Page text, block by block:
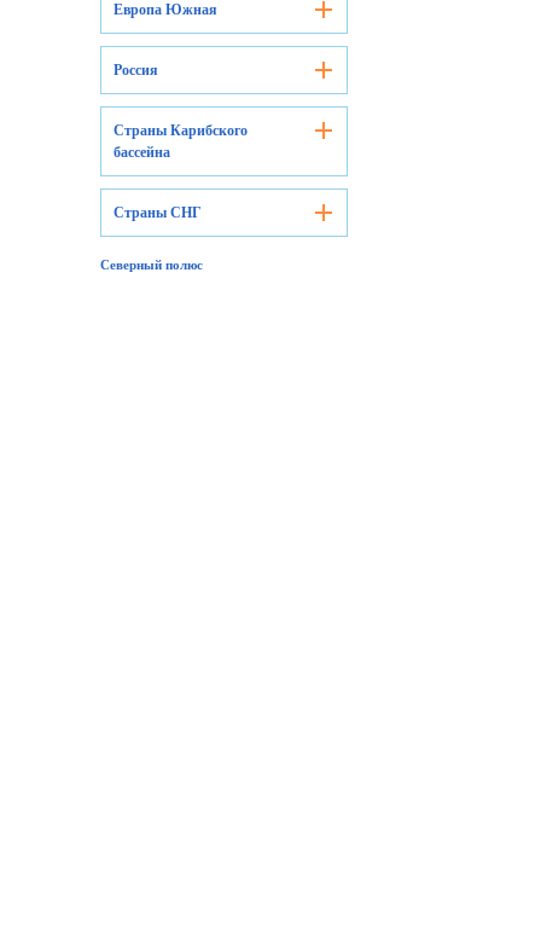
Европа Южная
Россия
Страны Карибского
бассейна
Страны СНГ
Северный полюс